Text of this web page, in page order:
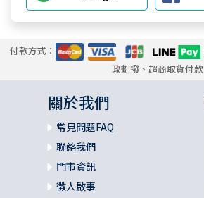
付款方式：
政劃撥、超商取貨付款
關於我們
常見問題FAQ
聯絡我們
門市資訊
徵人啟事